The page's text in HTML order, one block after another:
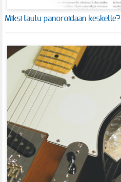
Miksi laulu panoroidaan keskelle?